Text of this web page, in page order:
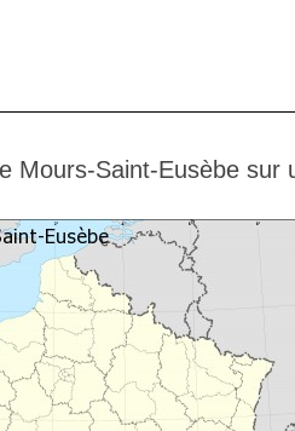
Mours-Saint-Eusèbe